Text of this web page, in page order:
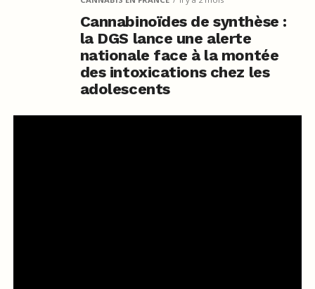
Cannabinoïdes de synthèse :
la DGS lance une alerte
nationale face à la montée
des intoxications chez les
adolescents